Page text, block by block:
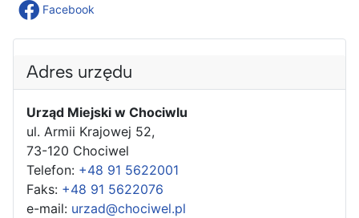
Facebook
Adres urzędu
Urząd Miejski w Chociwlu
ul. Armii Krajowej 52,
73-120 Chociwel
Telefon: +48 91 5622001
Faks: +48 91 5622076
e-mail: urzad@chociwel.pl